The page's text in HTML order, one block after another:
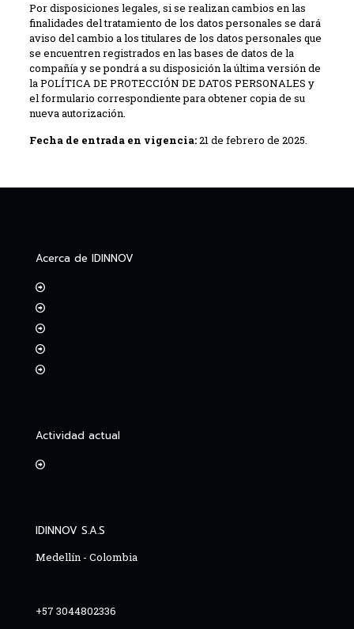
Por disposiciones legales, si se realizan cambios en las
finalidades del tratamiento de los datos personales se dará
aviso del cambio a los titulares de los datos personales que
se encuentren registrados en las bases de datos de la
compañía y se pondrá a su disposición la última versión de
la POLÍTICA DE PROTECCIÓN DE DATOS PERSONALES y
el formulario correspondiente para obtener copia de su
nueva autorización.
Fecha de entrada en vigencia:21 de febrero de 2025.
Acerca de IDINNOV
Actividad actual
IDINNOV S.A.S
Medellín - Colombia
+57 3044802336